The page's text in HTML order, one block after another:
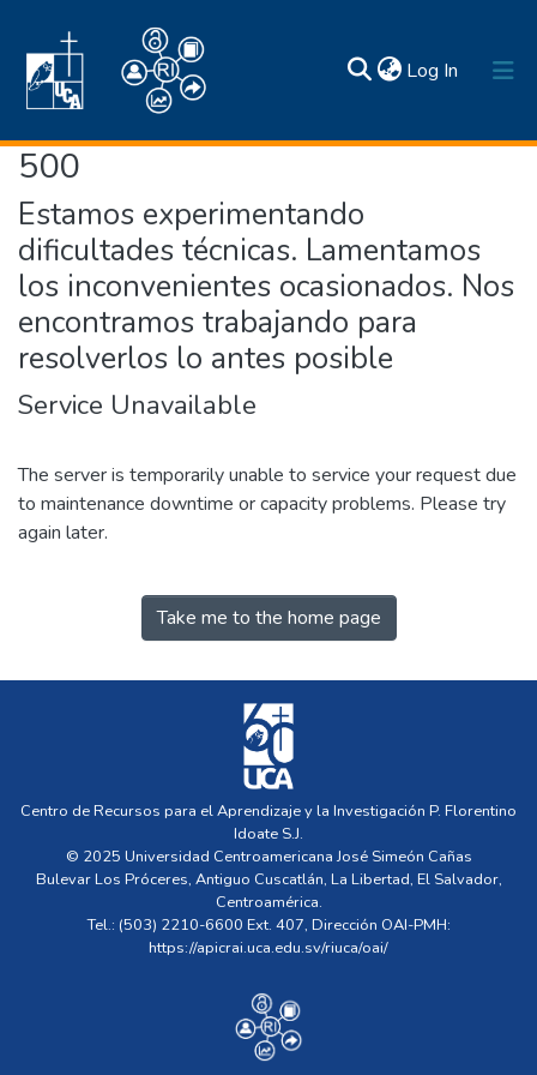
Log In (current)
Comunidades y colecciones
Estadísticas
Búsqueda por
Normativas
Acerca de
Contactos
500
Estamos experimentando
dificultades técnicas. Lamentamos
los inconvenientes ocasionados. Nos
encontramos trabajando para
resolverlos lo antes posible
Service Unavailable
The server is temporarily unable to service your request due
to maintenance downtime or capacity problems. Please try
again later.
Take me to the home page
Centro de Recursos para el Aprendizaje y la Investigación P. Florentino
Idoate S.J.
© 2025 Universidad Centroamericana José Simeón Cañas
Bulevar Los Próceres, Antiguo Cuscatlán, La Libertad, El Salvador,
Centroamérica.
Tel.: (503) 2210-6600 Ext. 407, Dirección OAI-PMH:
https://apicrai.uca.edu.sv/riuca/oai/